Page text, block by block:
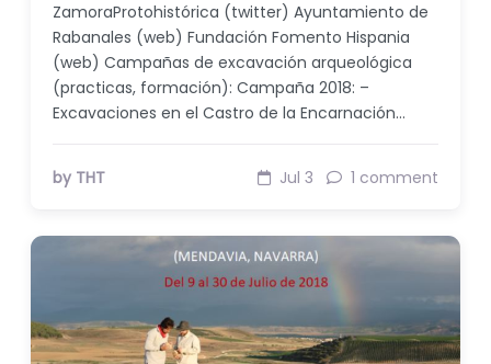
ZamoraProtohistórica (twitter) Ayuntamiento de
Rabanales (web) Fundación Fomento Hispania
(web) Campañas de excavación arqueológica
(practicas, formación): Campaña 2018: –
Excavaciones en el Castro de la Encarnación…
by THT Jul 3 1 comment